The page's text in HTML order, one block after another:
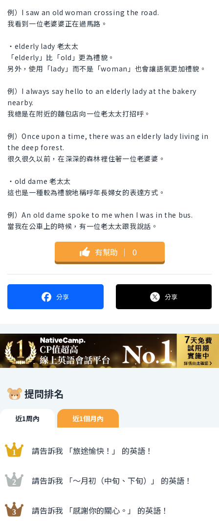
例）I saw an old woman crossing the road.
我看到一位老婆婆正在過馬路。
・elderly lady 老太太
「elderly」比「old」更為禮貌。
另外，使用「lady」而不是「woman」也會讓語氣更加禮貌。
例）I always say hello to an elderly lady at the bakery
nearby.
我總是在附近的麵包店向一位老太太打招呼。
例）Once upon a time, there was an elderly lady living in
the deep forest.
很久很久以前，在深深的森林裡住著一位老婆婆。
・old dame 老太太
這也是一種較為禮貌地稱呼年長婦女的表達方式。
例）An old dame spoke to me when I was in the bus.
當我在公車上的時候，有一位老太太跟我說話。
有幫助 ｜ 0
分享 分享
提問排名
近1周內 近1個月內
請告訴我 「旅途愉快！」 的英語！
請告訴我 「〜月初（中旬、下旬）」 的英語！
請告訴我 「感謝你的關心。」 的英語！